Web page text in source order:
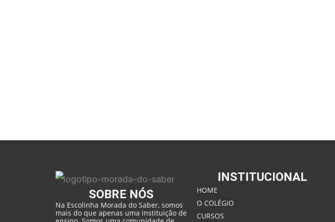
SOBRE NÓS
Na Escolinha Morada do Saber, somos
mais do que apenas uma instituição de
INSTITUCIONAL
HOME
O COLÉGIO
CURSOS